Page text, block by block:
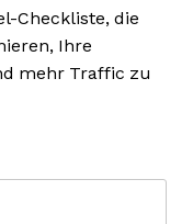
Checkliste, die
Ihre
mehr Traffic zu